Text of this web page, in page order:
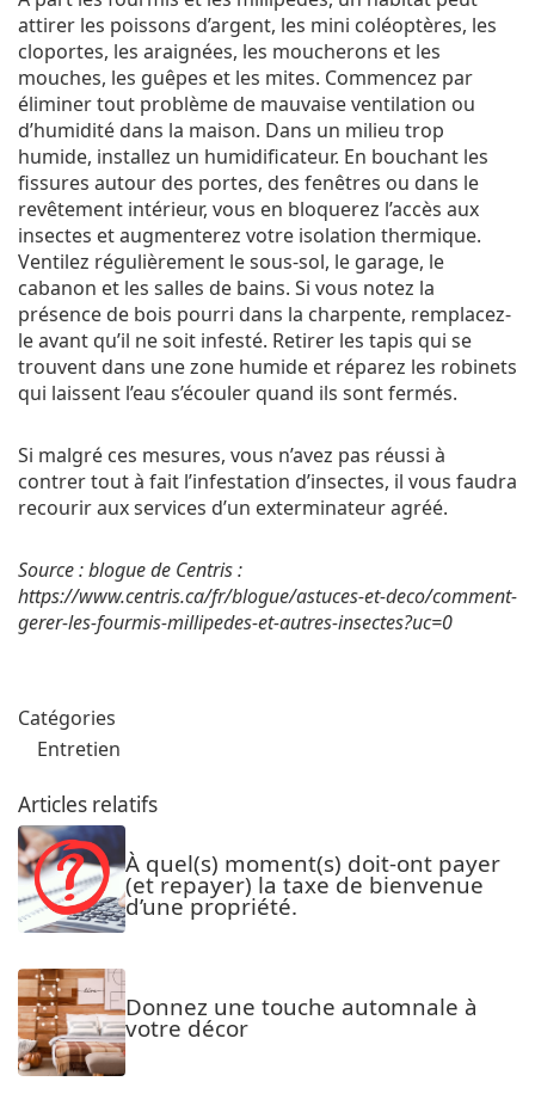
attirer les poissons d’argent, les mini coléoptères, les
cloportes, les araignées, les moucherons et les
mouches, les guêpes et les mites. Commencez par
éliminer tout problème de mauvaise ventilation ou
d’humidité dans la maison. Dans un milieu trop
humide, installez un humidificateur. En bouchant les
fissures autour des portes, des fenêtres ou dans le
revêtement intérieur, vous en bloquerez l’accès aux
insectes et augmenterez votre isolation thermique.
Ventilez régulièrement le sous-sol, le garage, le
cabanon et les salles de bains. Si vous notez la
présence de bois pourri dans la charpente, remplacez-
le avant qu’il ne soit infesté. Retirer les tapis qui se
trouvent dans une zone humide et réparez les robinets
qui laissent l’eau s’écouler quand ils sont fermés.
Si malgré ces mesures, vous n’avez pas réussi à
contrer tout à fait l’infestation d’insectes, il vous faudra
recourir aux services d’un exterminateur agréé.
Source : blogue de Centris :
https://www.centris.ca/fr/blogue/astuces-et-deco/comment-
gerer-les-fourmis-millipedes-et-autres-insectes?uc=0
Catégories
Entretien
Articles relatifs
À quel(s) moment(s) doit-ont payer
(et repayer) la taxe de bienvenue
d’une propriété.
Donnez une touche automnale à
votre décor